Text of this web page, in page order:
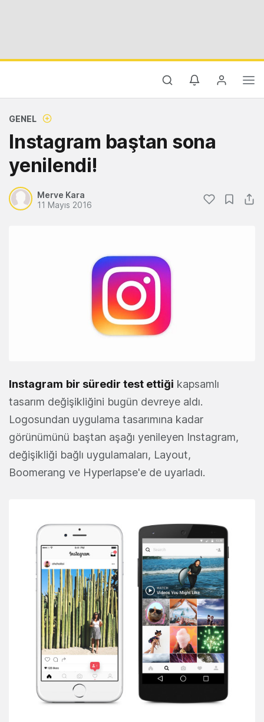
GENEL
Instagram baştan sona
yenilendi!
Merve Kara
11 Mayıs 2016
Instagram bir süredir test ettiği kapsamlı
tasarım değişikliğini bugün devreye aldı.
Logosundan uygulama tasarımına kadar
görünümünü baştan aşağı yenileyen Instagram,
değişikliği bağlı uygulamaları, Layout,
Boomerang ve Hyperlapse'e de uyarladı.